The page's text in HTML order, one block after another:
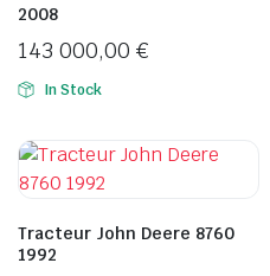
2008
143 000,00 €
In Stock
Tracteur John Deere 8760
1992